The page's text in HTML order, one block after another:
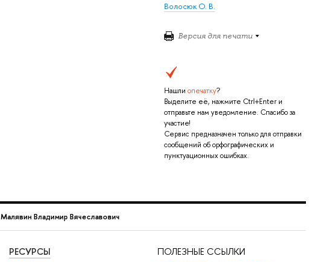
Волосюк О. В.
Версия для печати
Нашли опечатку?
Выделите её, нажмите Ctrl+Enter и
отправьте нам уведомление. Спасибо за
участие!
Сервис предназначен только для отправки
сообщений об орфографических и
пунктуационных ошибках.
Малявин Владимир Вячеславович
РЕСУРСЫ ПОЛЕЗНЫЕ ССЫЛКИ